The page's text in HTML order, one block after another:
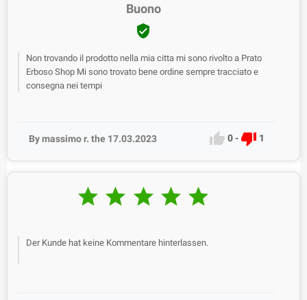
Buono

Non trovando il prodotto nella mia citta mi sono rivolto a Prato
Erboso Shop Mi sono trovato bene ordine sempre tracciato e
consegna nei tempi
By massimo r. the 17.03.2023  0-  1
    
Der Kunde hat keine Kommentare hinterlassen.